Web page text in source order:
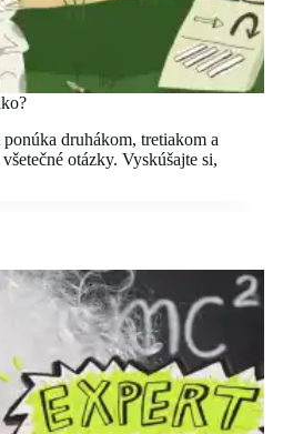
druhákom, tretiakom a
otázky. Vyskúšajte si,